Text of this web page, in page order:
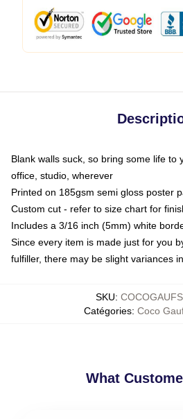
Blank walls suck, so bring some life to
office, studio, wherever
Printed on 185gsm semi gloss poster
Custom cut - refer to size chart for
Includes a 3/16 inch (5mm) white
Since every item is made just for you
fulfiller, there may be slight variances
SKU:
Catégories: Coco
What